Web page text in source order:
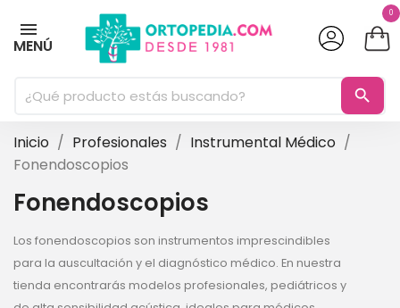
MENÚ
0
search
Inicio Profesionales
Instrumental Médico
Fonendoscopios
Fonendoscopios
Los fonendoscopios son instrumentos imprescindibles
para la auscultación y el diagnóstico médico. En nuestra
tienda encontrarás modelos profesionales, pediátricos y